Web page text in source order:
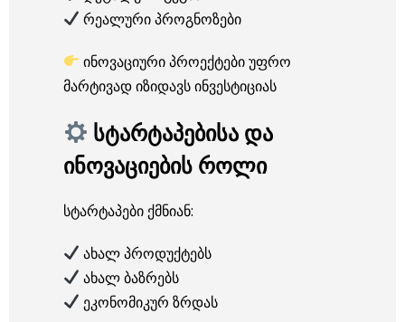
რეალური პროგნოზები
ინოვაციური პროექტები უფრო
მარტივად იზიდავს ინვესტიციას
სტარტაპებისა და
ინოვაციების როლი
სტარტაპები ქმნიან:
ახალ პროდუქტებს
ახალ ბაზრებს
ეკონომიკურ ზრდას